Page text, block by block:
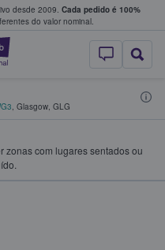
desde 2009. Cada pedido é 100%
do valor nominal.
StubHub – onde
bilhetes
, Glasgow, GLG
zonas com lugares sentados ou